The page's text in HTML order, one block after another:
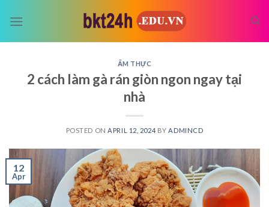
ẨM THỰC
2 cách làm gà rán giòn ngon ngay tại
nhà
POSTED ON APRIL 12, 2024 BY ADMINCD
12
Apr